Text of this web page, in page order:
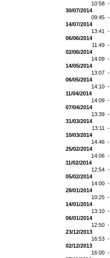
10:58 -
30/07/2014
09:45 -
14/07/2014
13:41 -
06/06/2014
11:49 -
02/06/2014
14:09 -
14/05/2014
13:07 -
06/05/2014
14:10 -
11/04/2014
14:09 -
07/04/2014
13:39 -
31/03/2014
13:11 -
10/03/2014
14:46 -
25/02/2014
14:06 -
11/02/2014
12:54 -
05/02/2014
14:00 -
28/01/2014
10:25 -
14/01/2014
13:10 -
06/01/2014
12:50 -
23/12/2013
16:53 -
02/12/2013
16:00 -